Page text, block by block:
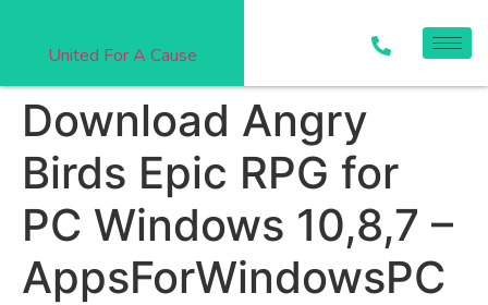
United For A Cause
Download Angry
Birds Epic RPG for
PC Windows 10,8,7 –
AppsForWindowsPC